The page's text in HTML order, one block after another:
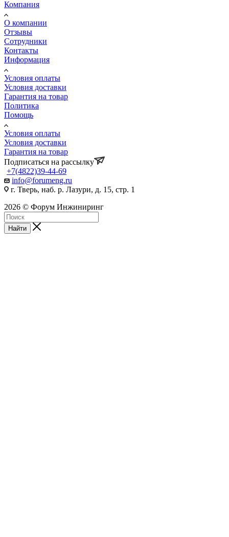
Компания
О компании
Отзывы
Сотрудники
Контакты
Информация
Условия оплаты
Условия доставки
Гарантия на товар
Политика
Помощь
Условия оплаты
Условия доставки
Гарантия на товар
Подписаться на рассылку
+7(4822)39-44-69
info@forumeng.ru
г. Тверь, наб. р. Лазури, д. 15, стр. 1
2026 © Форум Инжиниринг
Найти